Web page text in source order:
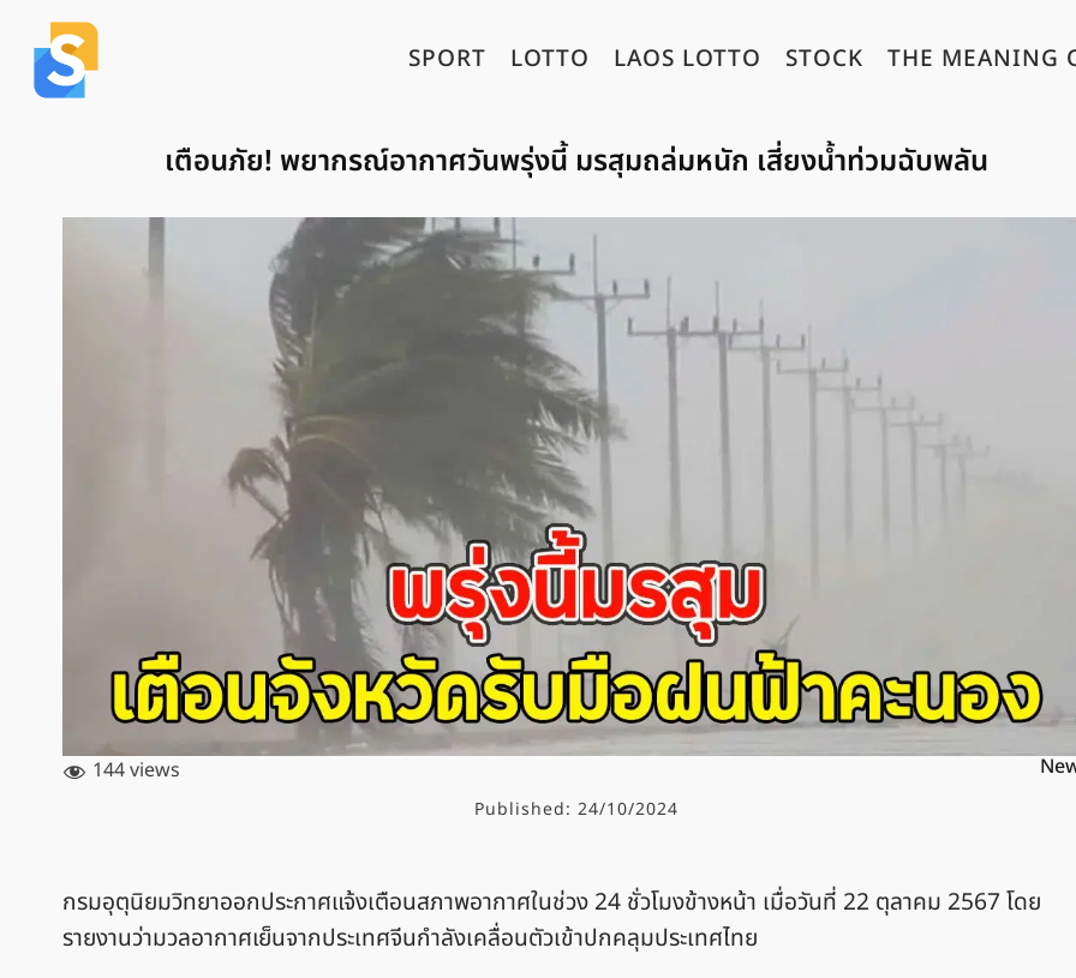
SPORT LOTTO LAOS LOTTO STOCK THE MEANING
เตือนภัย! พยากรณ์อากาศวันพรุ่งนี้ มรสุมถล่มหนัก เสี่ยงน้ำท่วมฉับพลัน
144 views
Published: 24/10/2024
กรมอุตุนิยมวิทยาออกประกาศแจ้งเตือนสภาพอากาศในช่วง 24 ชั่วโมงข้างหน้า เมื่อวันที่ 22 ตุลาคม 2567 โดย
รายงานว่ามวลอากาศเย็นจากประเทศจีนกำลังเคลื่อนตัวเข้าปกคลุมประเทศไทย